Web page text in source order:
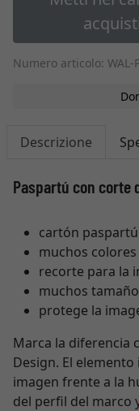
Numero articolo: WAL-
Descrizione
Paspartú con corte
cartón
muchos
recorte para la
muchos
protege la
Marca la diferencia
Design. El
imagen frente a la
del perfil del marco